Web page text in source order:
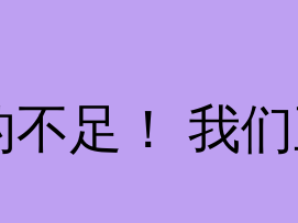
足！ 我